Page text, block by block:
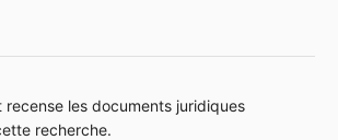
recense les documents juridiques
recherche.